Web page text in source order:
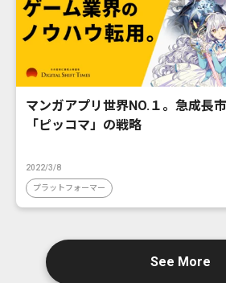
マンガアプリ世界NO.１。急成長
「ピッコマ」の戦略
2022/3/8
プラットフォーマー
See More